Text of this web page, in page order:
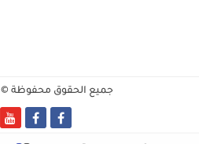
جميع الحقوق محفوظة ©